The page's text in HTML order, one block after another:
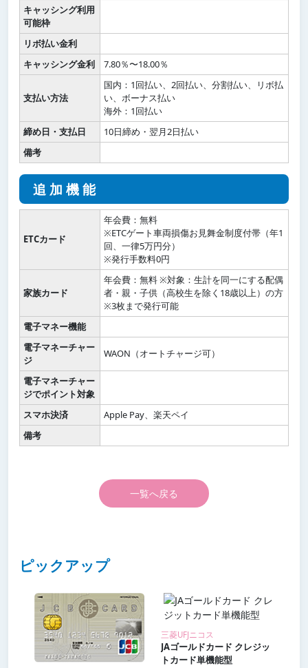
キャッシング利用
可能枠
リボ払い金利
キャッシング金利
7.80％〜18.00％
支払い方法
国内：1回払い、2回払い、分割払い、リボ払
い、ボーナス払い
海外：1回払い
締め日・支払日
10日締め・翌月2日払い
備考
追加機能
ETCカード
年会費：無料
※ETCゲート車両損傷お見舞金制度付帯（年1
回、一律5万円分）
※発行手数料0円
家族カード
年会費：無料 ※対象：生計を同一にする配偶
者・親・子供（高校生を除く18歳以上）の方
※3枚まで発行可能
電子マネー機能
電子マネーチャー
ジ
WAON（オートチャージ可）
電子マネーチャー
ジでポイント対象
スマホ決済
Apple Pay、楽天ペイ
備考
一覧へ戻る
ピックアップ
三菱UFJニコス
JAゴールドカード クレジッ
トカード単機能型